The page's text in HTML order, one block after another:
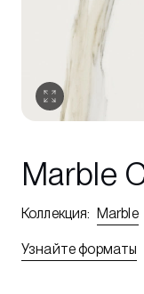
Marble
Коллекция: Marble
Узнайте форматы